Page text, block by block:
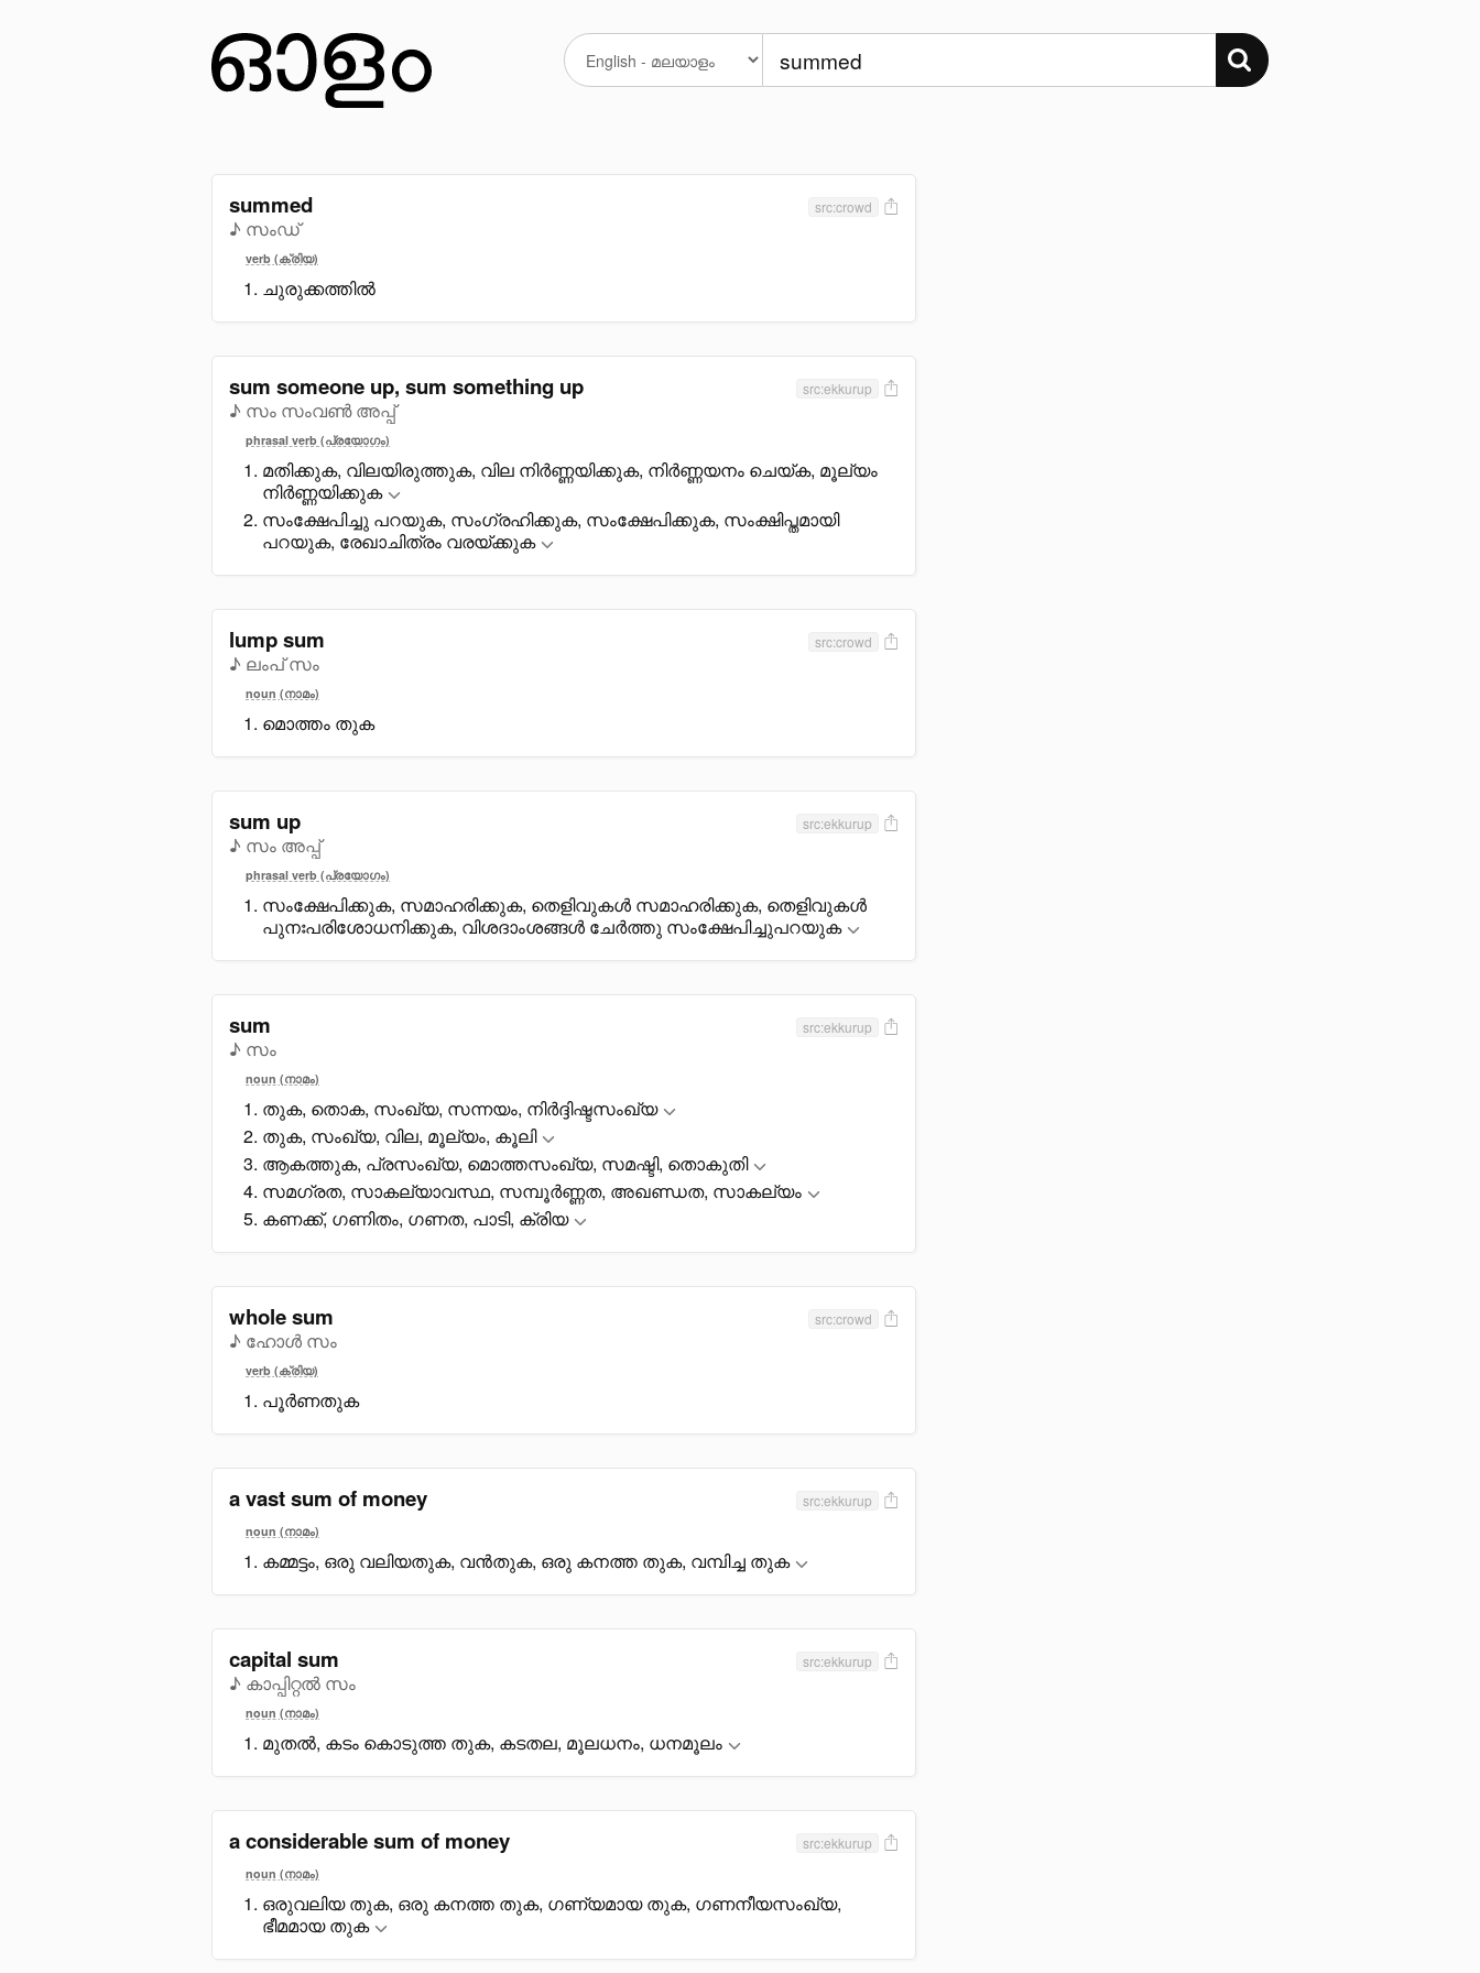
summed
♪ സംഡ്
src:crowd
verb (ക്രിയ)
ചുരുക്കത്തിൽ
sum someone up, sum something up
♪ സം സംവൺ അപ്പ്
src:ekkurup
phrasal verb (പ്രയോഗം)
മതിക്കുക, വിലയിരുത്തുക, വില നിർണ്ണയിക്കുക, നിർണ്ണയനം ചെയ്ക, മൂല്യം
നിർണ്ണയിക്കുക
സംക്ഷേപിച്ചു പറയുക, സംഗ്രഹിക്കുക, സംക്ഷേപിക്കുക, സംക്ഷിപ്തമായി
പറയുക, രേഖാചിത്രം വരയ്ക്കുക
lump sum
♪ ലംപ് സം
src:crowd
noun (നാമം)
മൊത്തം തുക
sum up
♪ സം അപ്പ്
src:ekkurup
phrasal verb (പ്രയോഗം)
സംക്ഷേപിക്കുക, സമാഹരിക്കുക, തെളിവുകൾ സമാഹരിക്കുക, തെളിവുകൾ
പുനഃപരിശോധനിക്കുക, വിശദാംശങ്ങൾ ചേർത്തു സംക്ഷേപിച്ചുപറയുക
sum
♪ സം
src:ekkurup
noun (നാമം)
തുക, തൊക, സംഖ്യ, സന്നയം, നിർദ്ദിഷ്ടസംഖ്യ
തുക, സംഖ്യ, വില, മൂല്യം, കൂലി
ആകത്തുക, പ്രസംഖ്യ, മൊത്തസംഖ്യ, സമഷ്ടി, തൊകുതി
സമഗ്രത, സാകല്യാവസ്ഥ, സമ്പൂർണ്ണത, അഖണ്ഡത, സാകല്യം
കണക്ക്, ഗണിതം, ഗണത, പാടി, ക്രിയ
whole sum
♪ ഹോൾ സം
src:crowd
verb (ക്രിയ)
പൂർണതുക
a vast sum of money src:ekkurup
noun (നാമം)
കമ്മട്ടം, ഒരു വലിയതുക, വൻതുക, ഒരു കനത്ത തുക, വമ്പിച്ച തുക
capital sum
♪ കാപ്പിറ്റൽ സം
src:ekkurup
noun (നാമം)
മുതൽ, കടം കൊടുത്ത തുക, കടതല, മൂലധനം, ധനമൂലം
a considerable sum of money src:ekkurup
noun (നാമം)
ഒരുവലിയ തുക, ഒരു കനത്ത തുക, ഗണ്യമായ തുക, ഗണനീയസംഖ്യ,
ഭീമമായ തുക